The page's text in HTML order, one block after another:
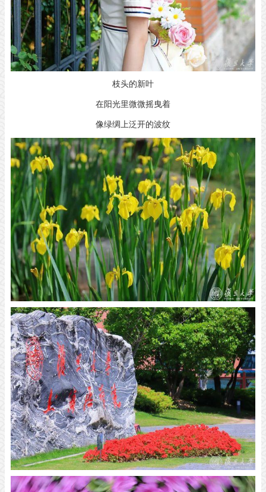
枝头的新叶
在阳光里微微摇曳着
像绿绸上泛开的波纹